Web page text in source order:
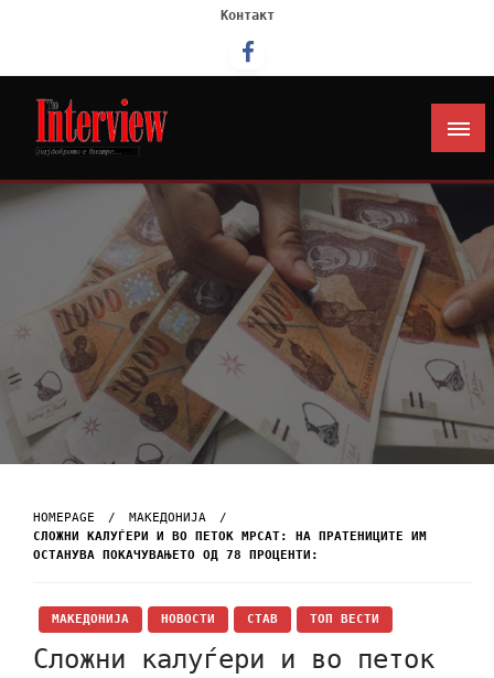
Контакт
Интервју
HOMEPAGE
МАКЕДОНИЈА
СЛОЖНИ КАЛУЃЕРИ И ВО ПЕТОК МРСАТ: НА ПРАТЕНИЦИТЕ ИМ
ОСТАНУВА ПОКАЧУВАЊЕТО ОД 78 ПРОЦЕНТИ:
МАКЕДОНИЈА НОВОСТИ СТАВ ТОП ВЕСТИ
Сложни калуѓери и во петок